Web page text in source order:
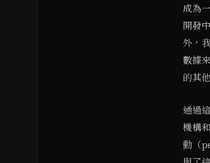
成為
開發
外，
數據
的其
通過
機構
動（